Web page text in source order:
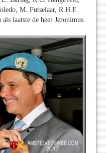
M. Futselaar, R.H.F.
laatste de heer Jeronimus.